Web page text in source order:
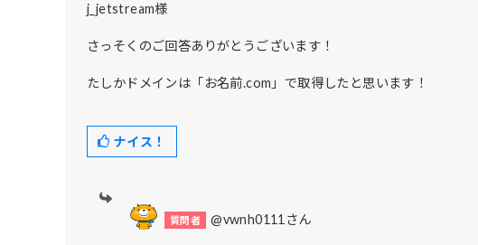
j_jetstream様
さっそくのご回答ありがとうございます！
たしかドメインは「お名前.com」で取得したと思います！
ナイス！
@vwnh0111さん